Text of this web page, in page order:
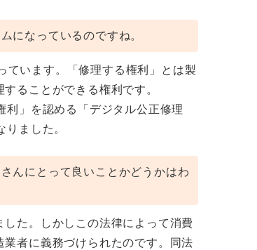
になっているのですね。
います。「修理する権利」とは製
ることができる権利です。
」を認める「デジタル公正修理
ました。
んにとって良いことかどうかはわ
た。しかしこの法律によって消費
者に義務づけられたのです。同法